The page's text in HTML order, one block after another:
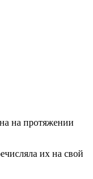
на протяжении
их на свой